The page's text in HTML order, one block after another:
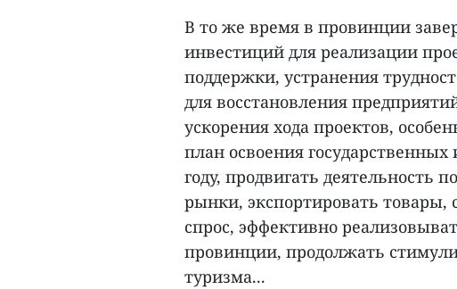
В то же время в провинции
инвестиций для реализации
поддержки, устранения
для восстановления
ускорения хода проектов,
план освоения
году, продвигать деятельность
рынки, экспортировать товары,
спрос, эффективно
провинции, продолжать
туризма...